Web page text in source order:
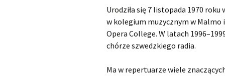
Kapsberger Giovanni
Girolamo
Landi Stefano
Lully Jean-Baptiste
Urodziła się 7 listopada 1970 roku
w kolegium muzycznym w Malmo
Opera College. W latach
chórze szwedzkiego radia.
Ma w repertuarze wiele